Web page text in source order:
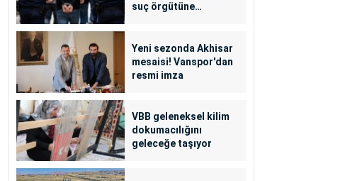
suç örgütüne
Yeni sezonda Akhisar
mesaisi! Vanspor'dan
resmi imza
VBB geleneksel kilim
dokumacılığını
geleceğe taşıyor